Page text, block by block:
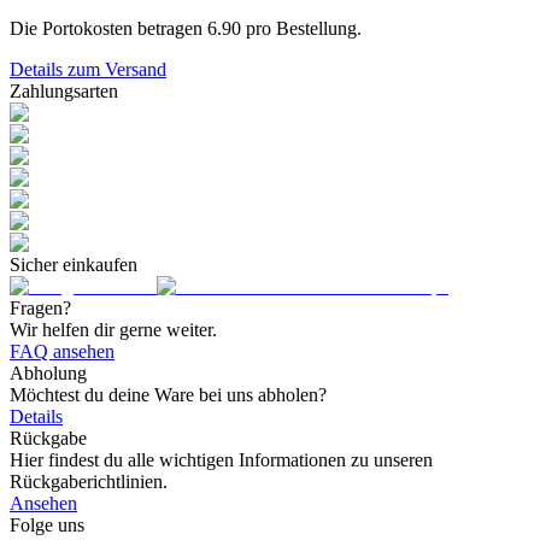
Die Portokosten betragen 6.90 pro Bestellung.
Details zum Versand
Zahlungsarten
Sicher einkaufen
Fragen?
Wir helfen dir gerne weiter.
FAQ ansehen
Abholung
Möchtest du deine Ware bei uns abholen?
Details
Rückgabe
Hier findest du alle wichtigen Informationen zu unseren
Rückgaberichtlinien.
Ansehen
Folge uns